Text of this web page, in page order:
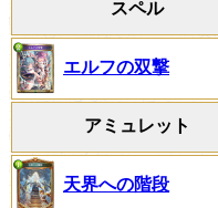
スペル
エルフの双撃
アミュレット
天界への階段